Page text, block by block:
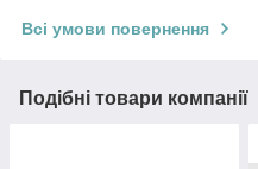
Всі умови повернення
Подібні товари компанії